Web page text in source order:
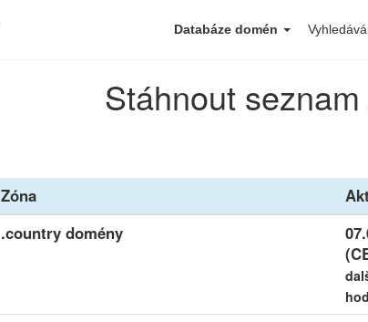
Databáze domén
Stáhnout
Zóna
.country domény